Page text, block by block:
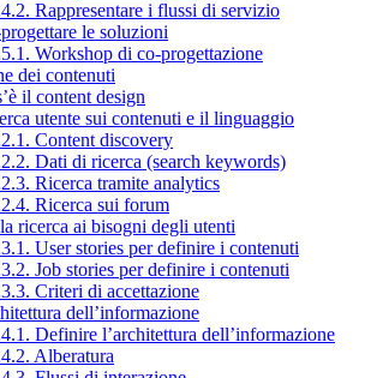
Rappresentare i flussi di servizio
le soluzioni
Workshop di co-progettazione
dei contenuti
il content design
utente sui contenuti e il linguaggio
Content discovery
Dati di ricerca (search keywords)
Ricerca tramite analytics
Ricerca sui forum
ricerca ai bisogni degli utenti
User stories per definire i contenuti
Job stories per definire i contenuti
Criteri di accettazione
dell’informazione
Definire l’architettura dell’informazione
Alberatura